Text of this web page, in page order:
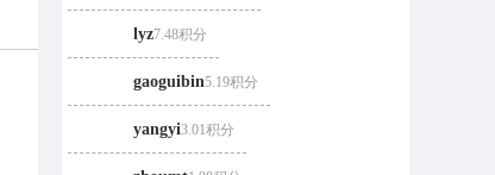
lyz7.48积分
gaoguibin5.19积分
yangyi3.01积分